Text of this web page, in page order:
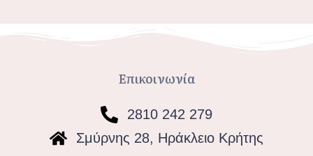
Επικοινωνία
2810 242 279
Σμύρνης 28, Ηράκλειο Κρήτης